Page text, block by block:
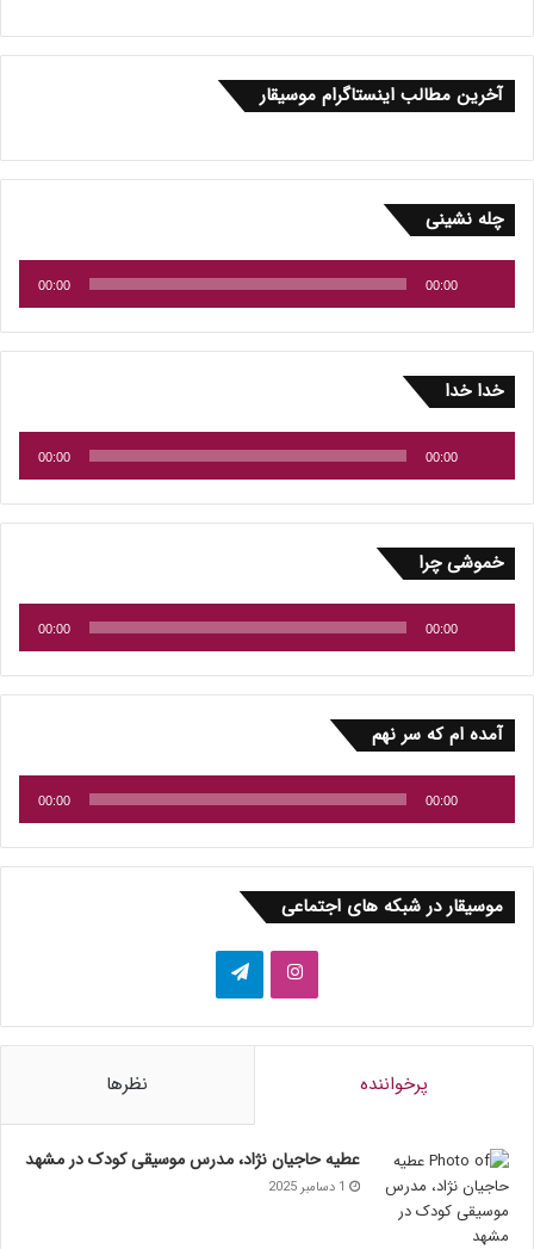
آخرین مطالب اینستاگرام موسیقار
چله نشینی
پخش‌کننده
صوت
00:00
00:00
خدا خدا
پخش‌کننده
صوت
00:00
00:00
خموشی چرا
پخش‌کننده
صوت
00:00
00:00
آمده ام که سر نهم
پخش‌کننده
صوت
00:00
00:00
موسیقار در شبکه های اجتماعی
اینستاگرامتلگرام
پرخواننده نظرها
عطیه حاجیان نژاد، مدرس موسیقی کودک در مشهد
1 دسامبر 2025